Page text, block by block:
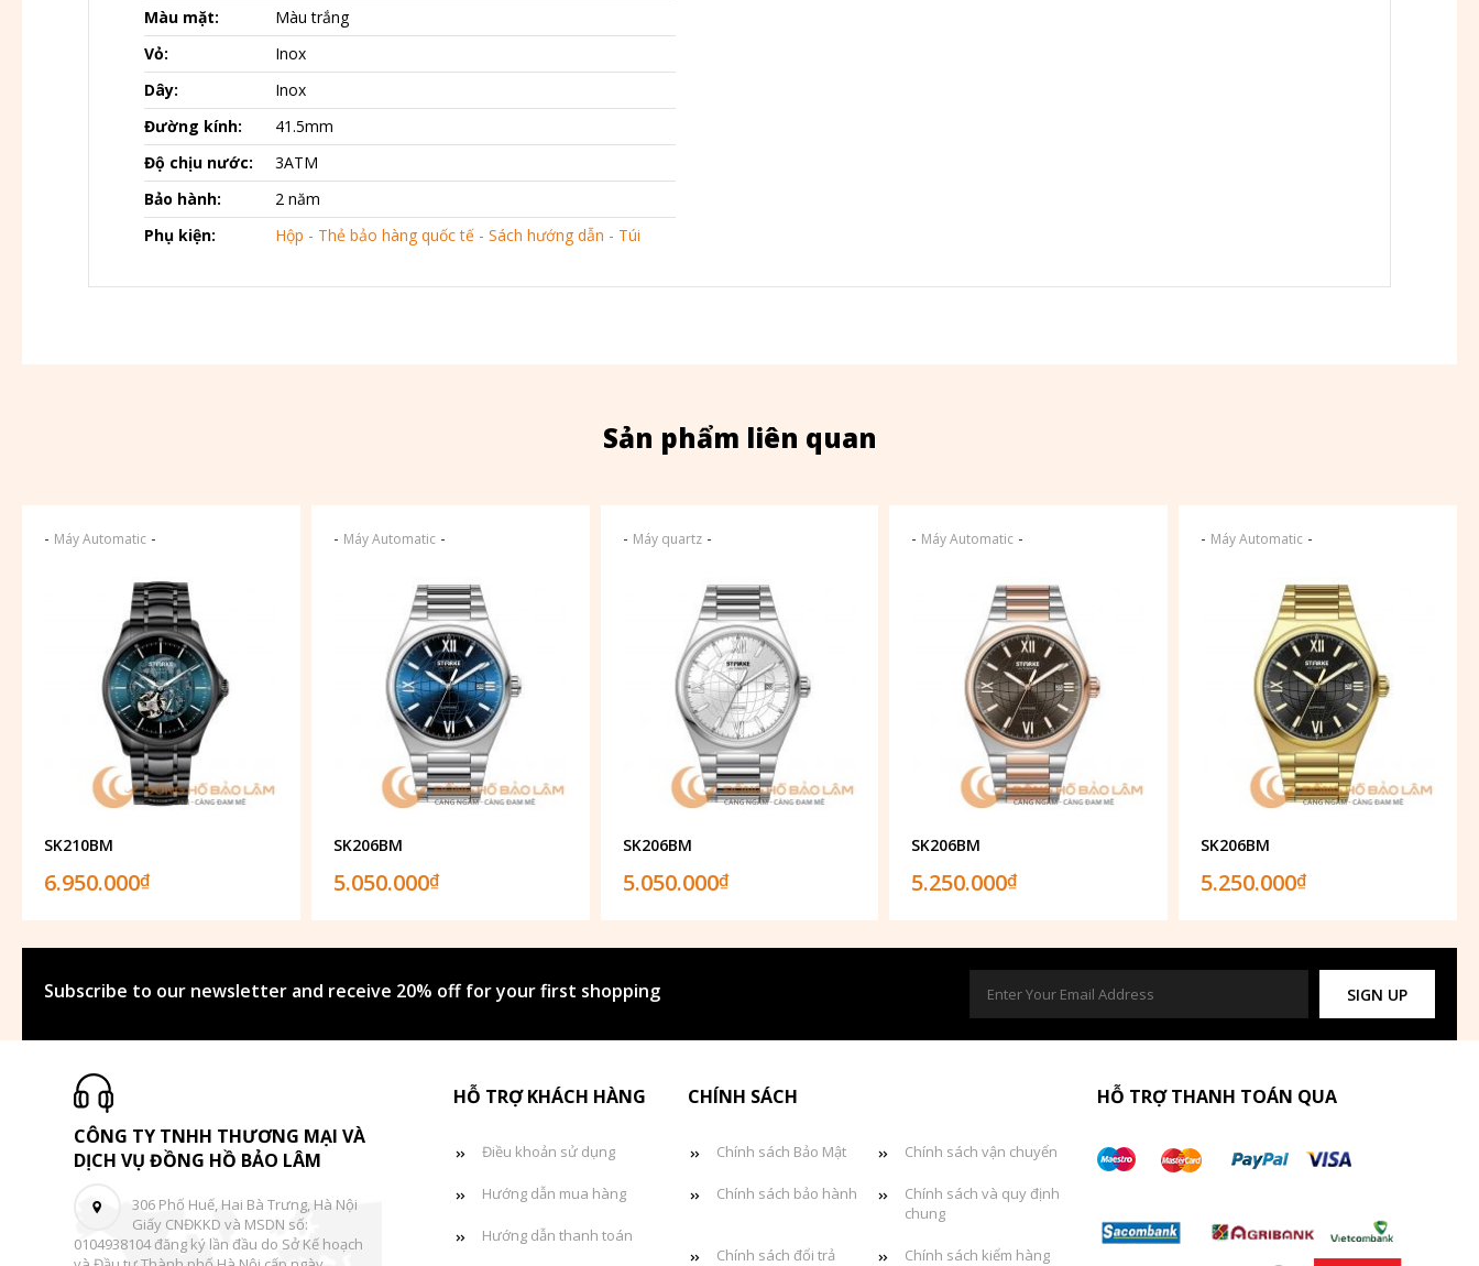
Màu mặt:
Màu trắng
Vỏ:
Inox
Dây:
Inox
Đường kính:
41.5mm
Độ chịu nước:
3ATM
Bảo hành:
2 năm
Phụ kiện:
Hộp - Thẻ bảo hàng quốc tế - Sách hướng dẫn - Túi
Sản phẩm liên quan
- Máy Automatic -
SK210BM
6.950.000₫
- Máy Automatic-
SK206BM
5.050.000₫
- Máy quartz-
SK206BM
5.050.000₫
- Máy Automatic -
SK206BM
5.250.000₫
- Máy Automatic -
SK206BM
5.250.000₫
Subscribe to our newsletter and receive 20% off for your first shopping SIGN UP
CÔNG TY TNHH THƯƠNG MẠI VÀ
DỊCH VỤ ĐỒNG HỒ BẢO LÂM
306 Phố Huế, Hai Bà Trưng, Hà Nội
Giấy CNĐKKD và MSDN số:
0104938104 đăng ký lần đầu do Sở Kế hoạch
HỖ TRỢ KHÁCH HÀNG
Điều khoản sử dụng
Hướng dẫn mua hàng
Hướng dẫn thanh toán
CHÍNH SÁCH
Chính sách Bảo Mật Chính sách vận chuyển
Chính sách bảo hành
Chính sách và quy định
chung
Chính sách đổi trả Chính sách kiểm hàng
HỖ TRỢ THANH TOÁN QUA